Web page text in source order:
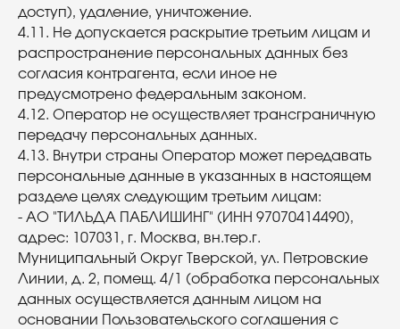
доступ), удаление, уничтожение.
4.11. Не допускается раскрытие третьим лицам и
распространение персональных данных без
согласия контрагента, если иное не
предусмотрено федеральным законом.
4.12. Оператор не осуществляет трансграничную
передачу персональных данных.
4.13. Внутри страны Оператор может передавать
персональные данные в указанных в настоящем
разделе целях следующим третьим лицам:
- АО "ТИЛЬДА ПАБЛИШИНГ" (ИНН 97070414490),
адрес: 107031, г. Москва, вн.тер.г.
Муниципальный Округ Тверской, ул. Петровские
Линии, д. 2, помещ. 4/1 (обработка персональных
данных осуществляется данным лицом на
основании Пользовательского соглашения с